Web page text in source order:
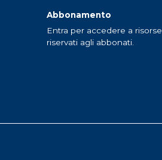
Abbonamento
Entra per accedere a risorse
riservati agli abbonati.